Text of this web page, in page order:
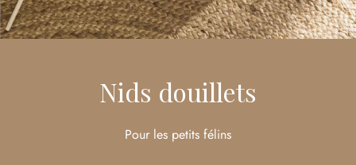
Nids douillets
Pour les petits félins